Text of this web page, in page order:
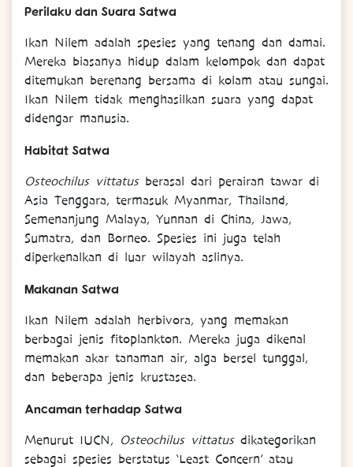
Perilaku dan Suara Satwa
Ikan Nilem adalah spesies yang tenang dan damai.
Mereka biasanya hidup dalam kelompok dan dapat
ditemukan berenang bersama di kolam atau sungai.
Ikan Nilem tidak menghasilkan suara yang dapat
didengar manusia.
Habitat Satwa
Osteochilus vittatusberasal dari perairan tawar di
Asia Tenggara, termasuk Myanmar, Thailand,
Semenanjung Malaya, Yunnan di China, Jawa,
Sumatra, dan Borneo. Spesies ini juga telah
diperkenalkan di luar wilayah aslinya.
Makanan Satwa
Ikan Nilem adalah herbivora, yang memakan
berbagai jenis fitoplankton. Mereka juga dikenal
memakan akar tanaman air, alga bersel tunggal,
dan beberapa jenis krustasea.
Ancaman terhadap Satwa
Menurut IUCN, Osteochilus vittatusdikategorikan
sebagai spesies berstatus ‘Least Concern’ atau